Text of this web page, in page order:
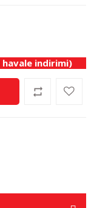
havale indirimi)